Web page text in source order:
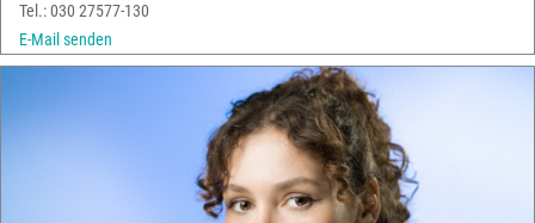
Tel.: 030 27577-130
E-Mail senden